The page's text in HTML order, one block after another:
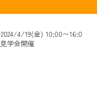
2024/4/19(金) 10:00〜16:00】
学会開催